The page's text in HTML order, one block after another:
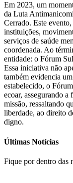
Em 2023, um
da Luta
Cerrado. Este
instituições,
serviços de saúde
coordenada. Ao
entidade: o Fórum
Essa iniciativa não
também evidencia
estabelecido, o
ecoar, assegurando
missão, ressaltando
liberdade, ao direito
digno.
Últimas Notícias
Fique por dentro das